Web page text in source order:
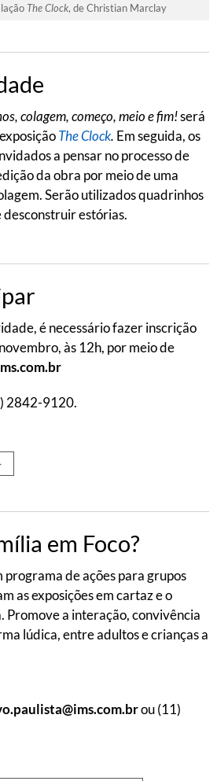
The Clock, de Christian Marclay
colagem, começo, meio e fim!será
The Clock. Em seguida, os
a pensar no processo de
da obra por meio de uma
Serão utilizados quadrinhos
estórias.
é necessário fazer inscrição
às 12h, por meio de
2842-9120.
em Foco?
programa de ações para grupos
as exposições em cartaz e o
Promove a interação, convivência
lúdica, entre adultos e crianças a
ou (11)